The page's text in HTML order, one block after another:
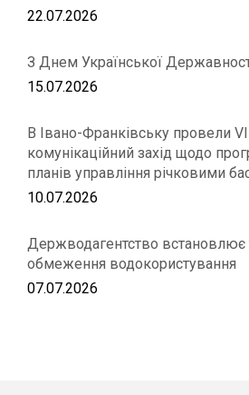
22.07.2026
З Днем Української
15.07.2026
В Івано-Франківську провели
комунікаційний захід щодо
планів управління річковими
10.07.2026
Держводагентство встановлює
обмеження водокористування
07.07.2026